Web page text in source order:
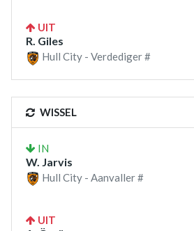
UIT
R. Giles
Hull City - Verdediger #
WISSEL
IN
W. Jarvis
Hull City - Aanvaller #
UIT